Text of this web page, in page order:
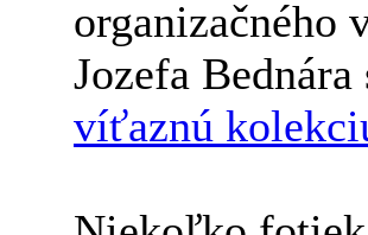
organizačného
Jozefa
víťaznú